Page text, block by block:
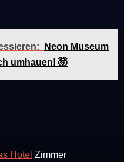
Neon Museum
umhauen! 🤯
Hotel Zimmer